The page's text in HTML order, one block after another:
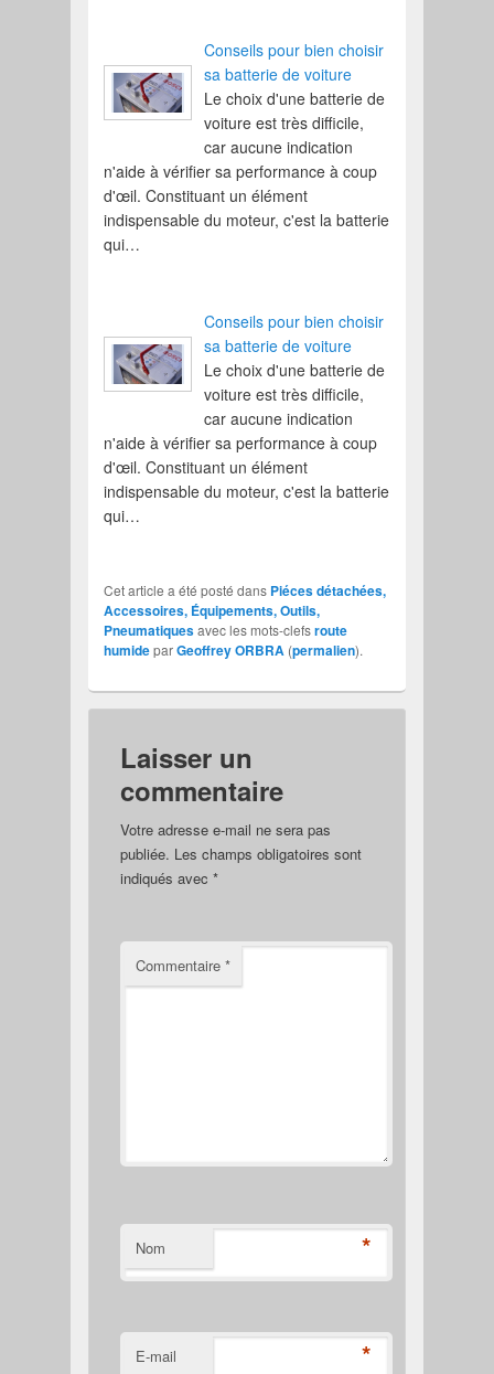
Conseils pour bien choisir
sa batterie de voiture
Le choix d'une batterie de
voiture est très difficile,
car aucune indication
n'aide à vérifier sa performance à coup
d'œil. Constituant un élément
indispensable du moteur, c'est la batterie
qui…
Conseils pour bien choisir
sa batterie de voiture
Le choix d'une batterie de
voiture est très difficile,
car aucune indication
n'aide à vérifier sa performance à coup
d'œil. Constituant un élément
indispensable du moteur, c'est la batterie
qui…
Cet article a été posté dans Piéces détachées,
Accessoires, Équipements, Outils,
Pneumatiquesavec les mots-clefsroute
humideparGeoffrey ORBRA (permalien).
Laisser un
commentaire
Votre adresse e-mail ne sera pas
publiée. Les champs obligatoires sont
indiqués avec *
Commentaire *
Nom *
E-mail *